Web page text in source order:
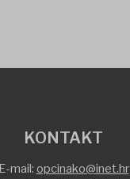
KONTAKT
E-mail: opcinako@inet.hr